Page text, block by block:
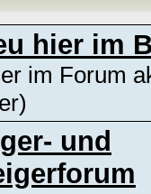
hier im
im Forum
und